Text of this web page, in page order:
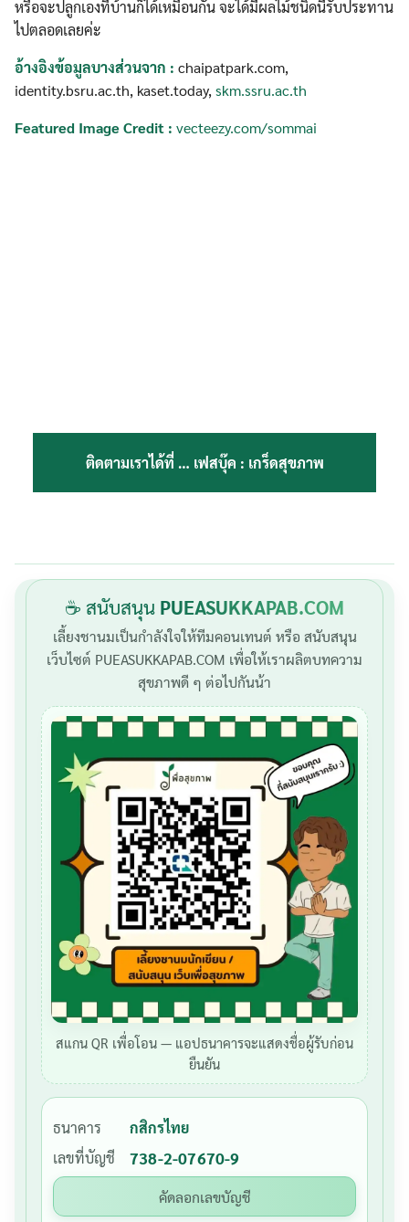
หรือจะปลูกเองที่บ้านก็ได้เหมือนกัน จะได้มีผลไม้ชนิดนี้รับประทาน
ไปตลอดเลยค่ะ
อ้างอิงข้อมูลบางส่วนจาก : chaipatpark.com,
identity.bsru.ac.th, kaset.today, skm.ssru.ac.th
Featured Image Credit : vecteezy.com/sommai
ติดตามเราได้ที่ … เฟสบุ๊ค : เกร็ดสุขภาพ
☕ สนับสนุน PUEASUKKAPAB.COM
เลี้ยงชานมเป็นกำลังใจให้ทีมคอนเทนต์ หรือ สนับสนุน
เว็บไซต์ PUEASUKKAPAB.COM เพื่อให้เราผลิตบทความ
สุขภาพดี ๆ ต่อไปกันน้า
สแกน QR เพื่อโอน — แอปธนาคารจะแสดงชื่อผู้รับก่อน
ยืนยัน
ธนาคาร
กสิกรไทย
เลขที่บัญชี
738-2-07670-9
คัดลอกเลขบัญชี